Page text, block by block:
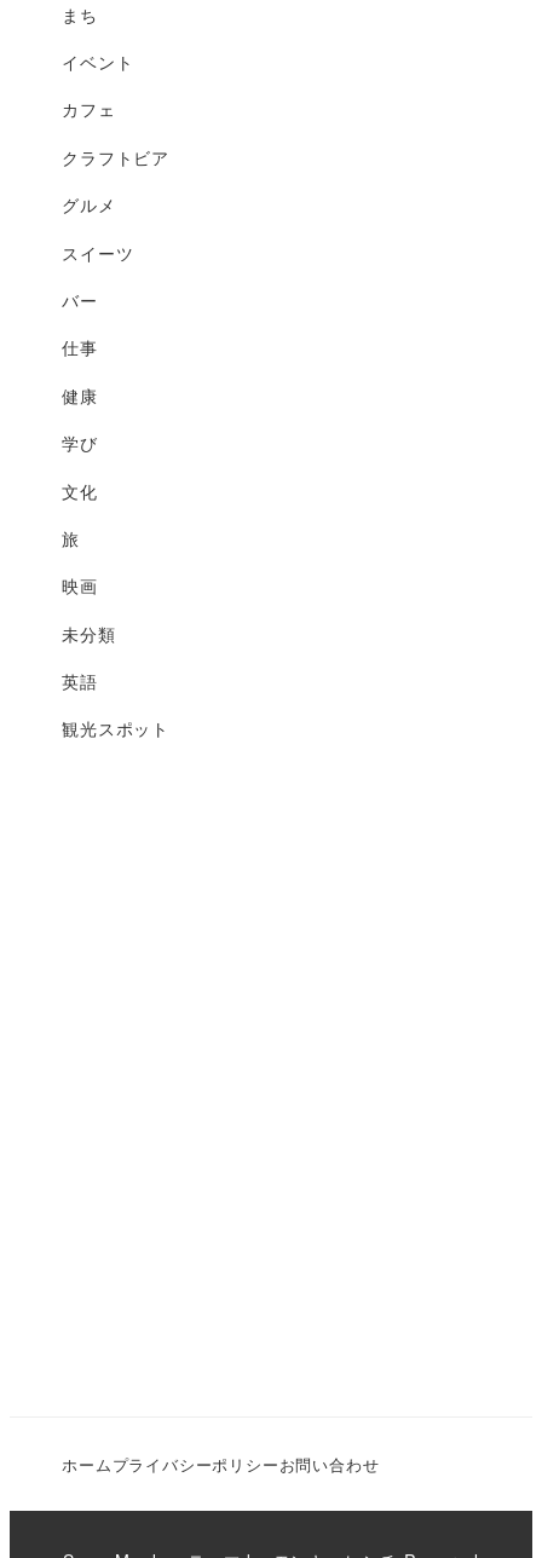
まち
イベント
カフェ
クラフトビア
グルメ
スイーツ
バー
仕事
健康
学び
文化
旅
映画
未分類
英語
観光スポット
ホームプライバシーポリシーお問い合わせ